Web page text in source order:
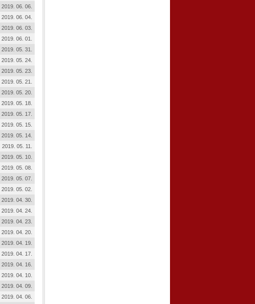
2019. 06. 06.
2019. 06. 04.
2019. 06. 03.
2019. 06. 01.
2019. 05. 31.
2019. 05. 24.
2019. 05. 23.
2019. 05. 21.
2019. 05. 20.
2019. 05. 18.
2019. 05. 17.
2019. 05. 15.
2019. 05. 14.
2019. 05. 11.
2019. 05. 10.
2019. 05. 08.
2019. 05. 07.
2019. 05. 02.
2019. 04. 30.
2019. 04. 24.
2019. 04. 23.
2019. 04. 20.
2019. 04. 19.
2019. 04. 17.
2019. 04. 16.
2019. 04. 10.
2019. 04. 09.
2019. 04. 06.